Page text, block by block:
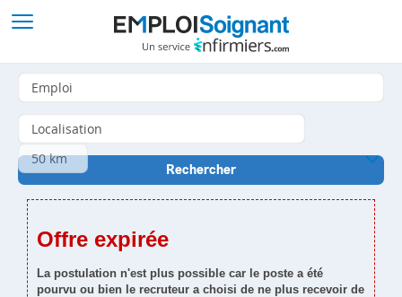
Offre expirée
La postulation n'est plus possible car le poste a été
pourvu ou bien le recruteur a choisi de ne plus recevoir de